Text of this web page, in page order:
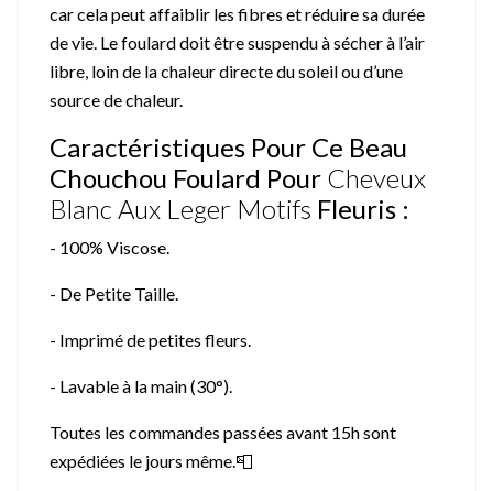
car cela peut affaiblir les fibres et réduire sa durée
de vie. Le foulard doit être suspendu à sécher à l’air
libre, loin de la chaleur directe du soleil ou d’une
source de chaleur.
Caractéristiques Pour Ce Beau
Chouchou Foulard Pour Cheveux
Blanc Aux Leger Motifs Fleuris :
- 100% Viscose.
- De Petite Taille.
- Imprimé de petites fleurs.
- Lavable à la main (30°).
Toutes les commandes passées avant 15h sont
expédiées le jours même.📮